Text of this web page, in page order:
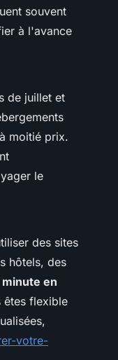
souvent
à l'avance
de juillet et
moitié prix.
le
des sites
hôtels, des
en
êtes flexible
votre-